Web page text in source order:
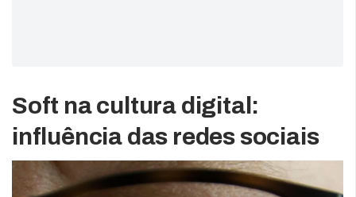
Soft na cultura digital:
influência das redes sociais